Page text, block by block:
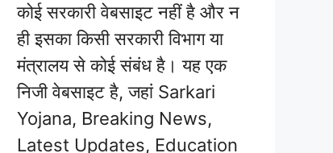
कोई सरकारी वेबसाइट नहीं है और न
ही इसका किसी सरकारी विभाग या
मंत्रालय से कोई संबंध है। यह एक
निजी वेबसाइट है, जहां Sarkari
Yojana, Breaking News,
Latest Updates, Education